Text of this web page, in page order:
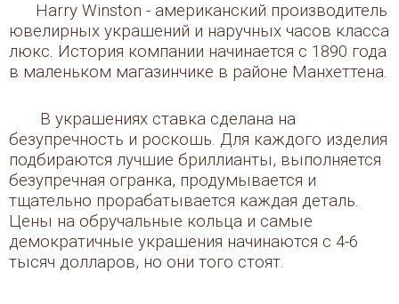
Harry Winston - американский производитель
ювелирных украшений и наручных часов класса
люкс. История компании начинается с 1890 года
в маленьком магазинчике в районе Манхеттена.
В украшениях ставка сделана на
безупречность и роскошь. Для каждого изделия
подбираются лучшие бриллианты, выполняется
безупречная огранка, продумывается и
тщательно прорабатывается каждая деталь.
Цены на обручальные кольца и самые
демократичные украшения начинаются с 4-6
тысяч долларов, но они того стоят.